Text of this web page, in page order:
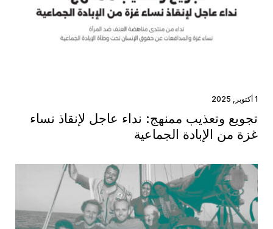
1 أكتوبر, 2025
تجويع وتعذيب ممنهج: نداء عاجل لإنقاذ نساء
غزة من الإبادة الجماعية